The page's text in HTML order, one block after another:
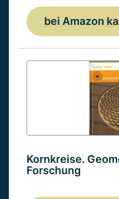
bei Amazon
Kornkreise.
Forschung